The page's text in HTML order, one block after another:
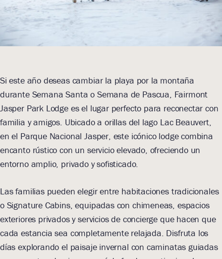
Si este año deseas cambiar la playa por la montaña
durante Semana Santa o Semana de Pascua, Fairmont
Jasper Park Lodge es el lugar perfecto para reconectar con
familia y amigos. Ubicado a orillas del lago Lac Beauvert,
en el Parque Nacional Jasper, este icónico lodge combina
encanto rústico con un servicio elevado, ofreciendo un
entorno amplio, privado y sofisticado.
Las familias pueden elegir entre habitaciones tradicionales
o Signature Cabins, equipadas con chimeneas, espacios
exteriores privados y servicios de concierge que hacen que
cada estancia sea completamente relajada. Disfruta los
días explorando el paisaje invernal con caminatas guiadas